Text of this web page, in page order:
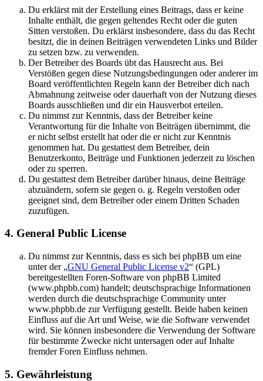
Du erklärst mit der Erstellung eines Beitrags, dass er keine
Inhalte enthält, die gegen geltendes Recht oder die guten
Sitten verstoßen. Du erklärst insbesondere, dass du das Recht
besitzt, die in deinen Beiträgen verwendeten Links und Bilder
zu setzen bzw. zu verwenden.
Der Betreiber des Boards übt das Hausrecht aus. Bei
Verstößen gegen diese Nutzungsbedingungen oder anderer im
Board veröffentlichten Regeln kann der Betreiber dich nach
Abmahnung zeitweise oder dauerhaft von der Nutzung dieses
Boards ausschließen und dir ein Hausverbot erteilen.
Du nimmst zur Kenntnis, dass der Betreiber keine
Verantwortung für die Inhalte von Beiträgen übernimmt, die
er nicht selbst erstellt hat oder die er nicht zur Kenntnis
genommen hat. Du gestattest dem Betreiber, dein
Benutzerkonto, Beiträge und Funktionen jederzeit zu löschen
oder zu sperren.
Du gestattest dem Betreiber darüber hinaus, deine Beiträge
abzuändern, sofern sie gegen o. g. Regeln verstoßen oder
geeignet sind, dem Betreiber oder einem Dritten Schaden
zuzufügen.
4. General Public License
Du nimmst zur Kenntnis, dass es sich bei phpBB um eine
unter der „GNU General Public License v2“ (GPL)
bereitgestellten Foren-Software von phpBB Limited
(www.phpbb.com) handelt; deutschsprachige Informationen
werden durch die deutschsprachige Community unter
www.phpbb.de zur Verfügung gestellt. Beide haben keinen
Einfluss auf die Art und Weise, wie die Software verwendet
wird. Sie können insbesondere die Verwendung der Software
für bestimmte Zwecke nicht untersagen oder auf Inhalte
fremder Foren Einfluss nehmen.
5. Gewährleistung